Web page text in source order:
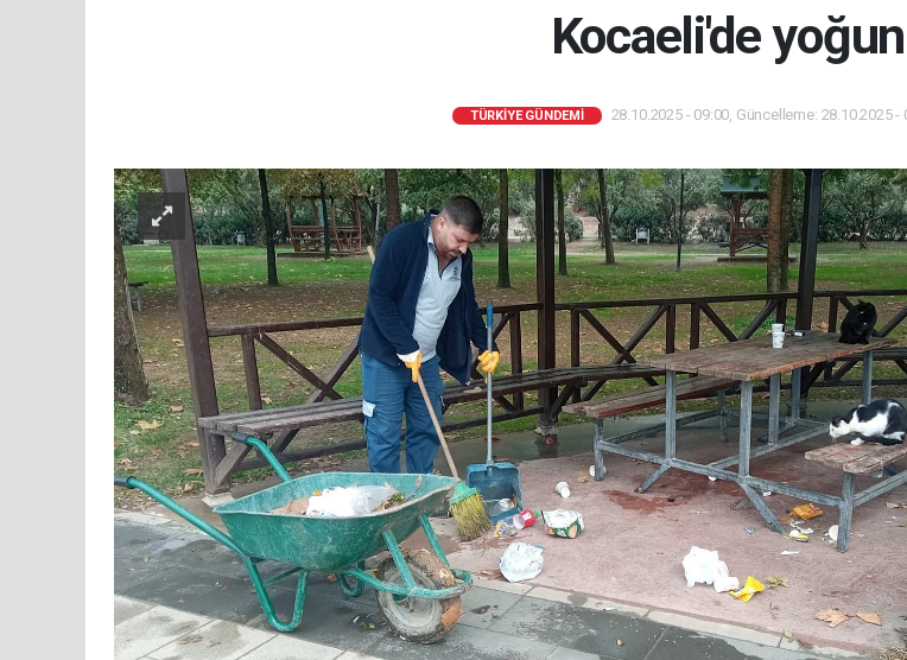
Kocaeli'de
TÜRKİYE GÜNDEMİ 28.10.2025 - 09:00, Güncelleme: 28.10.2025 -